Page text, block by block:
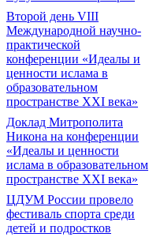
Второй день VIII
Международной научно-
практической
конференции «Идеалы и
ценности ислама в
образовательном
пространстве XXI века»
Доклад Митрополита
Никона на конференции
«Идеалы и ценности
ислама в образовательном
пространстве XXI века»
ЦДУМ России провело
фестиваль спорта среди
детей и подростков